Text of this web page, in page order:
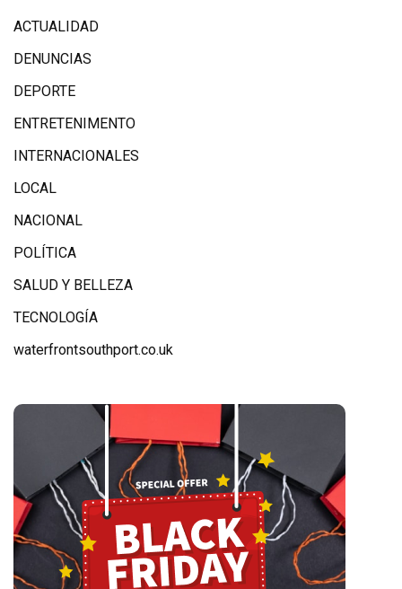
ACTUALIDAD
DENUNCIAS
DEPORTE
ENTRETENIMENTO
INTERNACIONALES
LOCAL
NACIONAL
POLÍTICA
SALUD Y BELLEZA
TECNOLOGÍA
waterfrontsouthport.co.uk